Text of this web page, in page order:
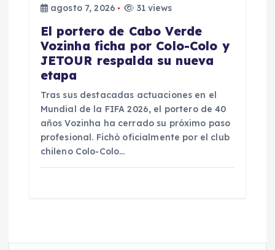
agosto 7, 2026
31 views
El portero de Cabo Verde
Vozinha ficha por Colo-Colo y
JETOUR respalda su nueva
etapa
Tras sus destacadas actuaciones en el
Mundial de la FIFA 2026, el portero de 40
años Vozinha ha cerrado su próximo paso
profesional. Fichó oficialmente por el club
chileno Colo-Colo…